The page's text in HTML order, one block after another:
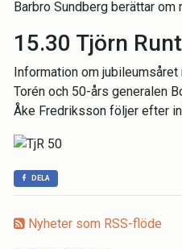
Nyheter som RSS-flöde
Barbro Sundberg berättar
15.30 Tjörn
Information om
Torén och 50-års generalen
Åke Fredriksson följer efter
DELA